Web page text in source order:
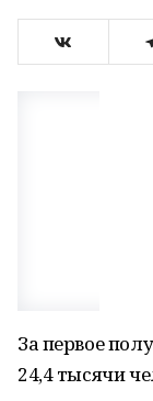
За первое
24,4 тысячи